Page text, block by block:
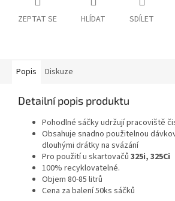
ZEPTAT SE HLÍDAT SDÍLET
Popis Diskuze
Detailní popis produktu
Pohodlné sáčky udržují pracoviště
Obsahuje snadno použitelnou
dlouhými drátky na svázání
Pro použití u skartovačů 325i, 325Ci
100% recyklovatelné.
Objem 80-85 litrů
Cena za balení 50ks sáčků